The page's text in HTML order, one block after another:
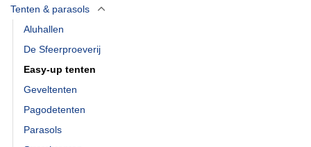
Tenten & parasols
Aluhallen
De Sfeerproeverij
Easy-up tenten
Geveltenten
Pagodetenten
Parasols